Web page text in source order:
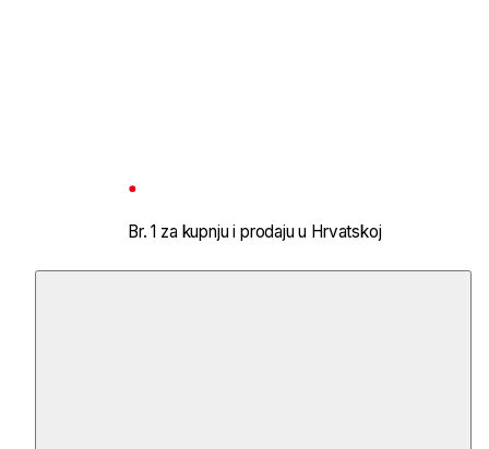
Br. 1 za kupnju i prodaju u Hrvatskoj